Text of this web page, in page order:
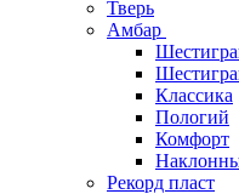
Тверь
Амбар
Классика
Пологий
Комфорт
Рекорд пласт